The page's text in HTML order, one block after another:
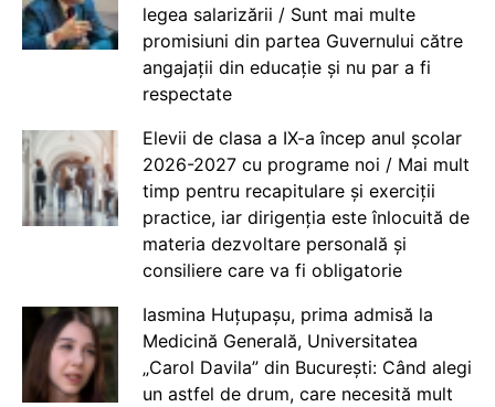
legea salarizării / Sunt mai multe
promisiuni din partea Guvernului către
angajații din educație și nu par a fi
respectate
Elevii de clasa a IX-a încep anul școlar
2026-2027 cu programe noi / Mai mult
timp pentru recapitulare și exerciții
practice, iar dirigenția este înlocuită de
materia dezvoltare personală și
consiliere care va fi obligatorie
Iasmina Huțupașu, prima admisă la
Medicină Generală, Universitatea
„Carol Davila” din București: Când alegi
un astfel de drum, care necesită mult